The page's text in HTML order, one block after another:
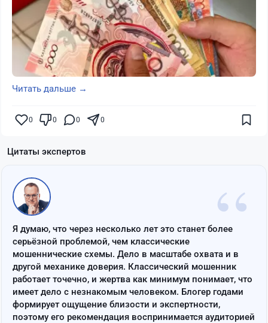
Читать дальше →
0 0 0 0
Цитаты экспертов
“
Я думаю, что через несколько лет это станет более
серьёзной проблемой, чем классические
мошеннические схемы. Дело в масштабе охвата и в
другой механике доверия. Классический мошенник
работает точечно, и жертва как минимум понимает, что
имеет дело с незнакомым человеком. Блогер годами
формирует ощущение близости и экспертности,
поэтому его рекомендация воспринимается аудиторией